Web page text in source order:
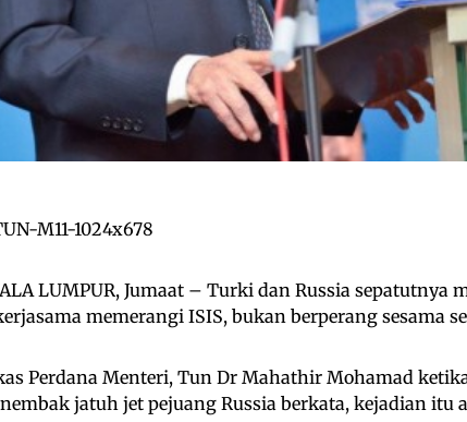
LUMPUR, Jumaat – Turki dan Russia sepatutnya
memerangi ISIS, bukan berperang sesama
Perdana Menteri, Tun Dr Mahathir Mohamad
jatuh jet pejuang Russia berkata, kejadian itu